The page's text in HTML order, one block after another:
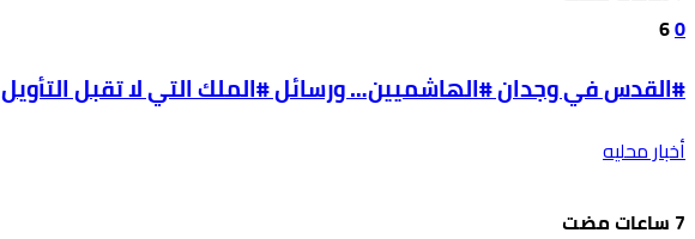
0
6
#القدس في وجدان #الهاشميين… ورسائل #الملك التي لا تقبل التأويل
أخبار محليه